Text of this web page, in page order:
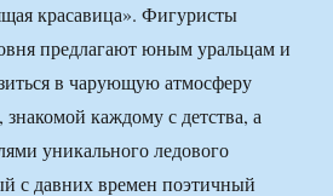
красавица». Фигуристы
предлагают юным уральцам и
в чарующую атмосферу
каждому с детства, а
уникального ледового
с давних времен поэтичный